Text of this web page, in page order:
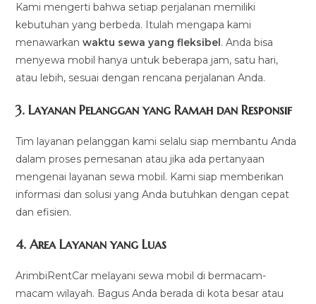
Kami mengerti bahwa setiap perjalanan memiliki
kebutuhan yang berbeda. Itulah mengapa kami
menawarkanwaktu sewa yang fleksibel. Anda bisa
menyewa mobil hanya untuk beberapa jam, satu hari,
atau lebih, sesuai dengan rencana perjalanan Anda.
3.Layanan Pelanggan yang Ramah dan Responsif
Tim layanan pelanggan kami selalu siap membantu Anda
dalam proses pemesanan atau jika ada pertanyaan
mengenai layanan sewa mobil. Kami siap memberikan
informasi dan solusi yang Anda butuhkan dengan cepat
dan efisien.
4.Area Layanan yang Luas
ArimbiRentCar melayani sewa mobil di bermacam-
macam wilayah. Bagus Anda berada di kota besar atau